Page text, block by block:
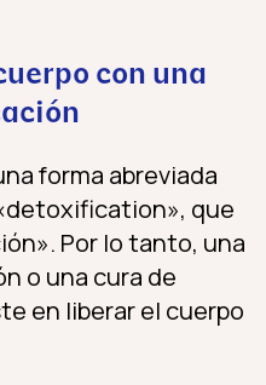
con una
forma abreviada
que
Por lo tanto, una
o una cura de
en liberar el cuerpo